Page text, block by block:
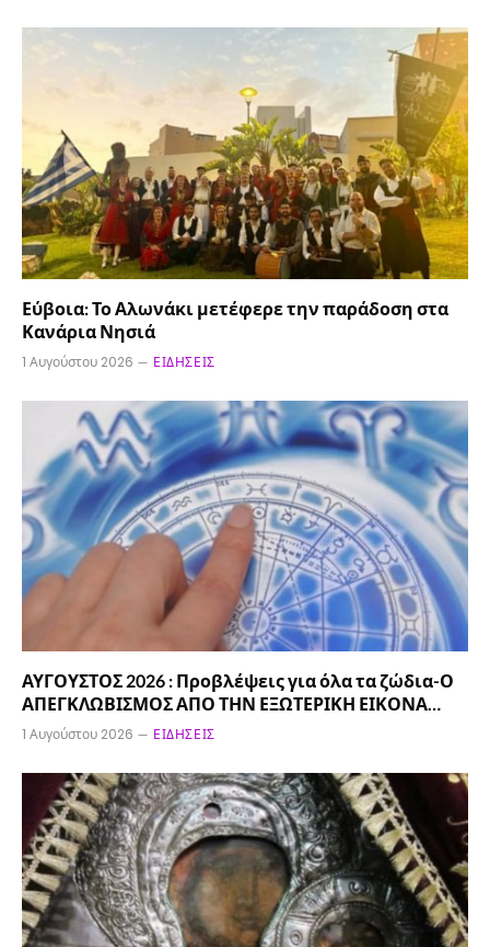
Εύβοια: Το Αλωνάκι μετέφερε την παράδοση στα
Κανάρια Νησιά
1 Αυγούστου 2026 ΕΙΔΉΣΕΙΣ
ΑΥΓΟΥΣΤΟΣ 2026 : Προβλέψεις για όλα τα ζώδια-Ο
ΑΠΕΓΚΛΩΒΙΣΜΟΣ ΑΠΟ ΤΗΝ ΕΞΩΤΕΡΙΚΗ ΕΙΚΟΝΑ…
1 Αυγούστου 2026 ΕΙΔΉΣΕΙΣ